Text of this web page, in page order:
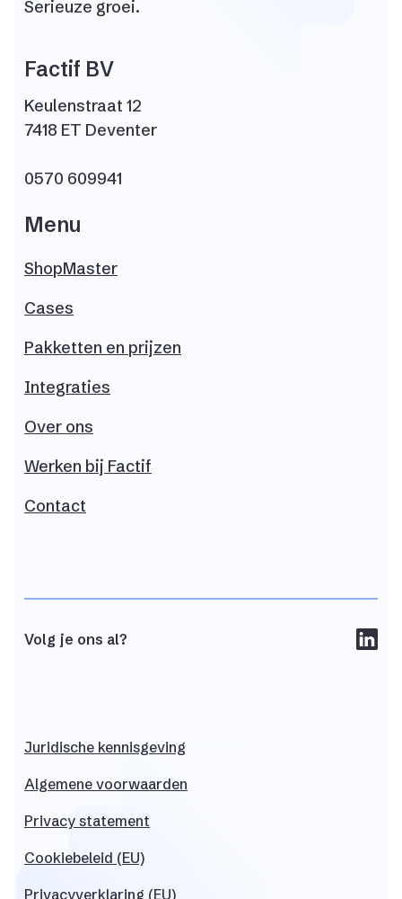
Serieuze groei.
Factif BV
Keulenstraat 12
7418 ET Deventer
0570 609941
Menu
ShopMaster
Cases
Pakketten en prijzen
Integraties
Over ons
Werken bij Factif
Contact
Juridische kennisgeving
Algemene voorwaarden
Privacy statement
Cookiebeleid (EU)
Privacyverklaring (EU)
Volg je ons al?